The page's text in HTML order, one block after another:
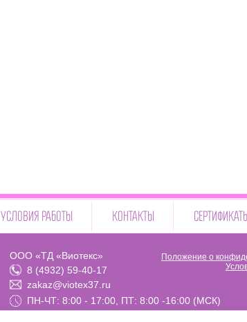
УСЛОВИЯ РАБОТЫ КОНТАКТЫ
ООО «ТД «Виотекс»
8 (4932) 59-40-17
zakaz@viotex37.ru
ПН-ЧТ: 8:00 - 17:00, ПТ: 8:00 -16:00 (МСК)
Положение о